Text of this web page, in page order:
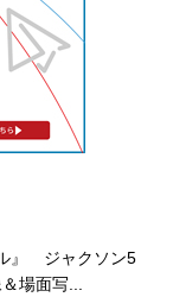
』 ジャクソン5
場面写...